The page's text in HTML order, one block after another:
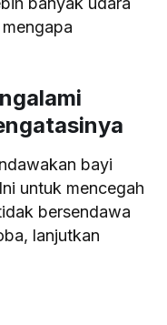
bayi
untuk mencegah
bersendawa
lanjutkan